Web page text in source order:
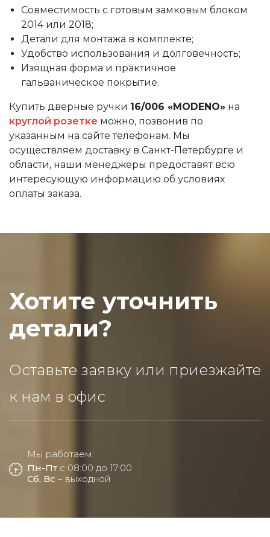
Совместимость с готовым замковым блоком
2014 или 2018;
Детали для монтажа в комплекте;
Удобство использования и долговечность;
Изящная форма и практичное
гальваническое покрытие.
Купить дверные ручки 16/006 «MODENO» на
круглой розетке можно, позвонив по
указанным на сайте телефонам. Мы
осуществляем доставку в Санкт-Петербурге и
области, наши менеджеры предоставят всю
интересующую информацию об условиях
оплаты заказа.
Хотите уточнить
детали?
Оставьте заявку или приезжайте
к нам в офис
Мы работаем:
Пн-Пт с 08:00 до 17:00
Сб, Вс – выходной